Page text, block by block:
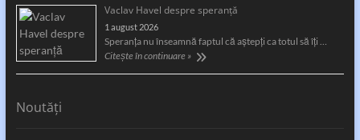
Vaclav Havel despre speranță
1 august 2026
Speranţa nu înseamnă faptul că aştepţi ca totul să îţi …
Citește în continuare »
Noutăți